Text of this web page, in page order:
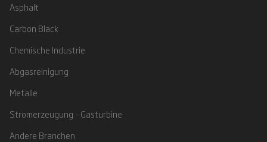
Asphalt
Carbon Black
Chemische Industrie
Abgasreinigung
Metalle
Stromerzeugung - Gasturbine
Andere Branchen